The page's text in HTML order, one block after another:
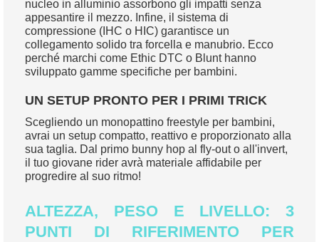
nucleo in alluminio assorbono gli impatti senza
appesantire il mezzo. Infine, il sistema di
compressione (IHC o HIC) garantisce un
collegamento solido tra forcella e manubrio. Ecco
perché marchi come Ethic DTC o Blunt hanno
sviluppato gamme specifiche per bambini.
UN SETUP PRONTO PER I PRIMI TRICK
Scegliendo un monopattino freestyle per bambini,
avrai un setup compatto, reattivo e proporzionato alla
sua taglia. Dal primo bunny hop al fly-out o all'invert,
il tuo giovane rider avrà materiale affidabile per
progredire al suo ritmo!
ALTEZZA, PESO E LIVELLO: 3
PUNTI DI RIFERIMENTO PER